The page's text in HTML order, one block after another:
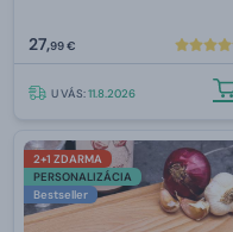
27,99 €
U VÁS:11.8.2026
2+1 ZDARMA
PERSONALIZÁCIA
Bestseller